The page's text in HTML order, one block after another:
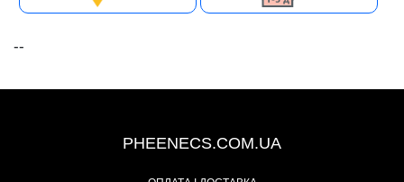
--
PHEENECS.COM.UA